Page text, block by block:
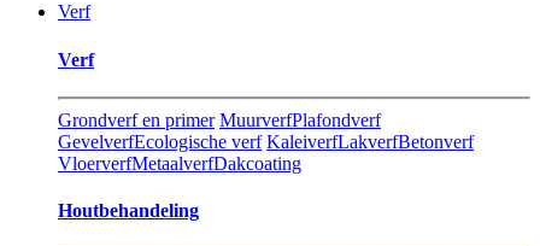
Verf
Verf
Grondverf en primer MuurverfPlafondverf
GevelverfEcologische verf KaleiverfLakverfBetonverf
VloerverfMetaalverfDakcoating
Hout​behandeling